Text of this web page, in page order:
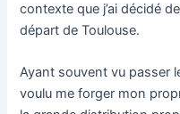
contexte que j’ai décidé
départ de Toulouse.
Ayant souvent vu passer
voulu me forger mon